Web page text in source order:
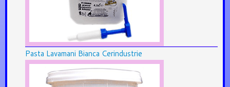
Pasta Lavamani Bianca Cerindustrie